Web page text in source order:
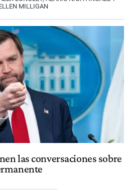
MILLIGAN
las conversaciones sobre